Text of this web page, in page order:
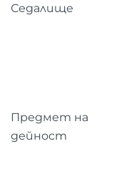
Седалище
Предмет на
дейност